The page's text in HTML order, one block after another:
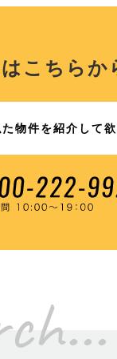
こちらか
た物件を紹介して